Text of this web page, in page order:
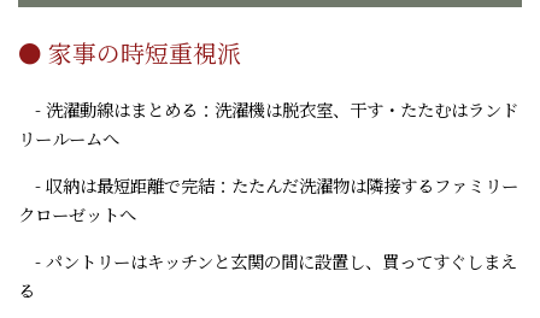
● 家事の時短重視派
- 洗濯動線はまとめる：洗濯機は脱衣室、干す・たたむはランド
リールームへ
- 収納は最短距離で完結：たたんだ洗濯物は隣接するファミリー
クローゼットへ
- パントリーはキッチンと玄関の間に設置し、買ってすぐしまえ
る